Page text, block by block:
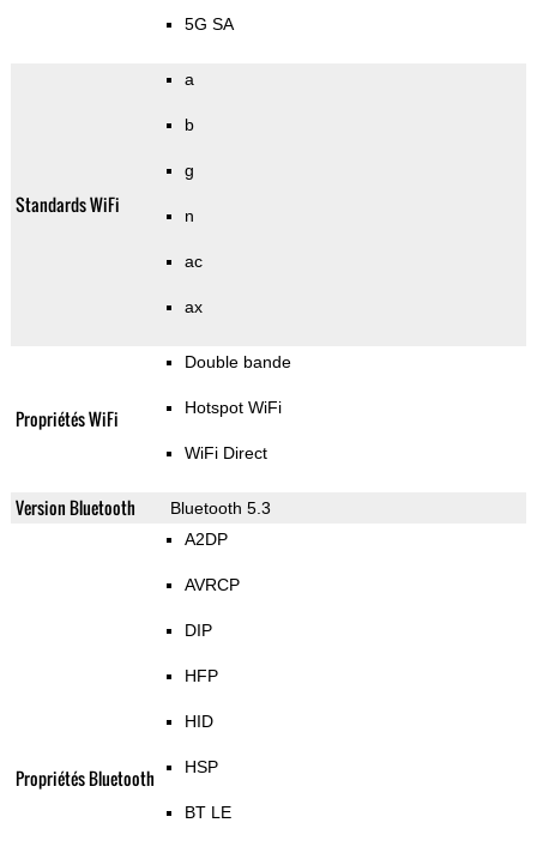
5G SA
Standards WiFi
a
b
g
n
ac
ax
Propriétés WiFi
Double bande
Hotspot WiFi
WiFi Direct
Version Bluetooth Bluetooth 5.3
Propriétés Bluetooth
A2DP
AVRCP
DIP
HFP
HID
HSP
BT LE